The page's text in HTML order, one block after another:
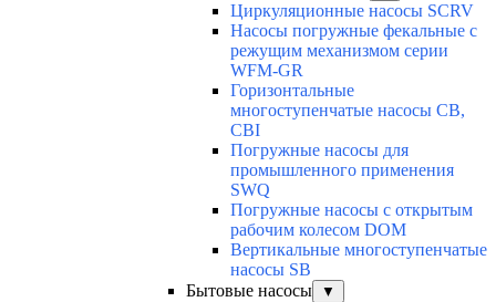
Циркуляционные насосы SCRV
Насосы погружные фекальные с
режущим механизмом серии
WFM-GR
Горизонтальные
многоступенчатые насосы CB,
CBI
Погружные насосы для
промышленного применения
SWQ
Погружные насосы с открытым
рабочим колесом DOM
Вертикальные многоступенчатые
насосы SB
Бытовые насосы
▼